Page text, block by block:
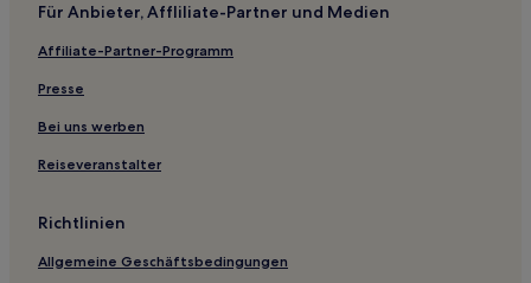
Familien in Le Grau-du-Roi
Haustierfreundliche in Occitanie
Hotels mit Pool in Occitanie
Familien in Occitanie
Familien in Nîmes
Hotels mit Küchenzeile in Nîmes
Haustierfreundliche in Nîmes
Für Anbieter, Affliliate-Partner und Medien
Affiliate-Partner-Programm
Presse
Bei uns werben
Reiseveranstalter
Richtlinien
Allgemeine Geschäftsbedingungen